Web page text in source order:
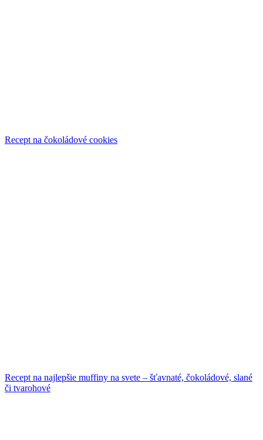
Recept na čokoládové cookies
Recept na najlepšie muffiny na svete – šťavnaté, čokoládové, slané
či tvarohové